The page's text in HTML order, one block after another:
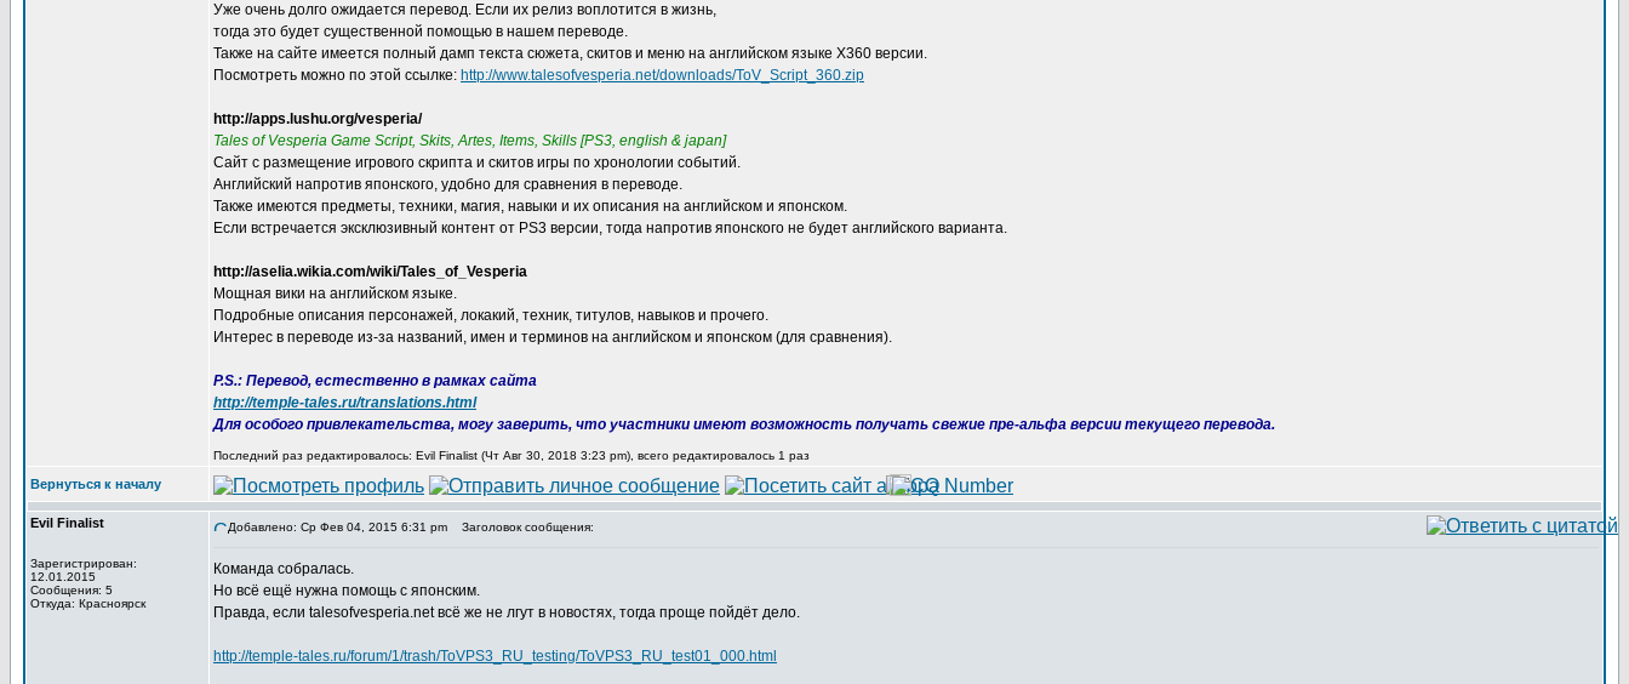
Уже очень долго ожидается перевод. Если их релиз воплотится в жизнь,
тогда это будет существенной помощью в нашем переводе.
Также на сайте имеется полный дамп текста сюжета, скитов и меню на английском языке X360 версии.
Посмотреть можно по этой ссылке: http://www.talesofvesperia.net/downloads/ToV_Script_360.zip
http://apps.lushu.org/vesperia/
Tales of Vesperia Game Script, Skits, Artes, Items, Skills [PS3, english & japan]
Сайт с размещение игрового скрипта и скитов игры по хронологии событий.
Английский напротив японского, удобно для сравнения в переводе.
Также имеются предметы, техники, магия, навыки и их описания на английском и японском.
Если встречается эксклюзивный контент от PS3 версии, тогда напротив японского не будет английского варианта.
http://aselia.wikia.com/wiki/Tales_of_Vesperia
Мощная вики на английском языке.
Подробные описания персонажей, локакий, техник, титулов, навыков и прочего.
Интерес в переводе из-за названий, имен и терминов на английском и японском (для сравнения).
P.S.: Перевод, естественно в рамках сайта
http://temple-tales.ru/translations.html
Для особого привлекательства, могу заверить, что участники имеют возможность получать свежие пре-альфа версии текущего перевода.
Последний раз редактировалось: Evil Finalist (Чт Авг 30, 2018 3:23 pm), всего редактировалось 1 раз
Вернуться к началу
Evil Finalist
Зарегистрирован:
12.01.2015
Сообщения: 5
Откуда: Красноярск
Добавлено: Ср Фев 04, 2015 6:31 pm Заголовок сообщения:
Команда собралась.
Но всё ещё нужна помощь с японским.
Правда, если talesofvesperia.net всё же не лгут в новостях, тогда проще пойдёт дело.
http://temple-tales.ru/forum/1/trash/ToVPS3_RU_testing/ToVPS3_RU_test01_000.html